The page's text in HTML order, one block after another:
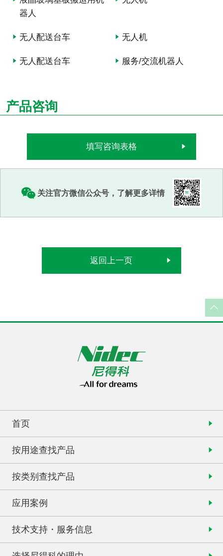
器人
无人配送台车 无人机
无人配送台车 服务/交流机器人
产品咨询
填写咨询表格
关注官方微信公众号，了解更多详情
返回上一页
首页
按用途查找产品
按类别查找产品
应用案例
技术支持・服务信息